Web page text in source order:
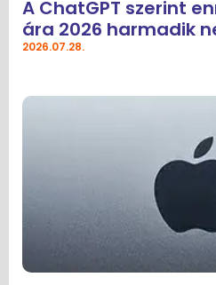
A ChatGPT szerint
ára 2026 harmadik
2026.07.28.